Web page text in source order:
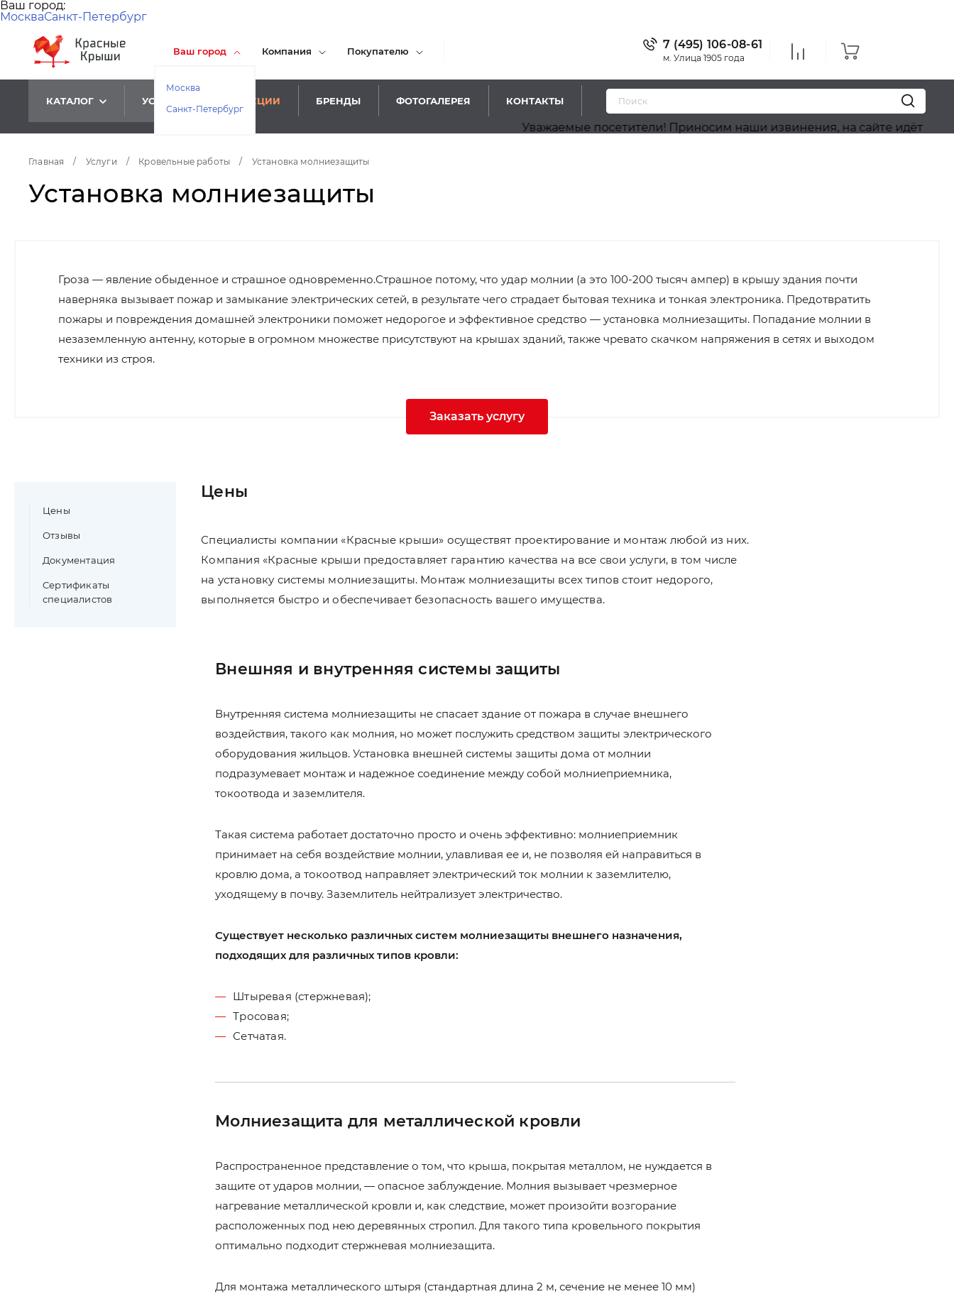
Ваш город:
МоскваСанкт-Петербург
Ваш город
Москва
Санкт-Петербург
Компания Покупателю
7 (495) 106-08-61
м. Улица 1905 года
КАТАЛОГ УСЛУГИ АКЦИИ БРЕНДЫ ФОТОГАЛЕРЕЯ КОНТАКТЫ
Уважаемые посетители! Приносим наши извинения, на сайте идёт обновление
Главная / Услуги / Кровельные работы / Установка молниезащиты
Установка молниезащиты
Гроза — явление обыденное и страшное одновременно.Страшное потому, что удар молнии (а это 100-200 тысяч ампер) в крышу здания почти
наверняка вызывает пожар и замыкание электрических сетей, в результате чего страдает бытовая техника и тонкая электроника. Предотвратить
пожары и повреждения домашней электроники поможет недорогое и эффективное средство — установка молниезащиты. Попадание молнии в
незаземленную антенну, которые в огромном множестве присутствуют на крышах зданий, также чревато скачком напряжения в сетях и выходом
техники из строя.
Заказать услугу
Цены
Отзывы
Документация
Сертификаты
специалистов
Цены
Специалисты компании «Красные крыши» осуществят проектирование и монтаж любой из них.
Компания «Красные крыши предоставляет гарантию качества на все свои услуги, в том числе
на установку системы молниезащиты. Монтаж молниезащиты всех типов стоит недорого,
выполняется быстро и обеспечивает безопасность вашего имущества.
Внешняя и внутренняя системы защиты
Внутренняя система молниезащиты не спасает здание от пожара в случае внешнего
воздействия, такого как молния, но может послужить средством защиты электрического
оборудования жильцов. Установка внешней системы защиты дома от молнии
подразумевает монтаж и надежное соединение между собой молниеприемника,
токоотвода и заземлителя.
Такая система работает достаточно просто и очень эффективно: молниеприемник
принимает на себя воздействие молнии, улавливая ее и, не позволяя ей направиться в
кровлю дома, а токоотвод направляет электрический ток молнии к заземлителю,
уходящему в почву. Заземлитель нейтрализует электричество.
Существует несколько различных систем молниезащиты внешнего назначения,
подходящих для различных типов кровли:
Штыревая (стержневая);
Тросовая;
Сетчатая.
Молниезащита для металлической кровли
Распространенное представление о том, что крыша, покрытая металлом, не нуждается в
защите от ударов молнии, — опасное заблуждение. Молния вызывает чрезмерное
нагревание металлической кровли и, как следствие, может произойти возгорание
расположенных под нею деревянных стропил. Для такого типа кровельного покрытия
оптимально подходит стержневая молниезащита.
Для монтажа металлического штыря (стандартная длина 2 м, сечение не менее 10 мм)